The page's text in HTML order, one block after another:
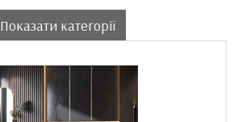
Показати категорії